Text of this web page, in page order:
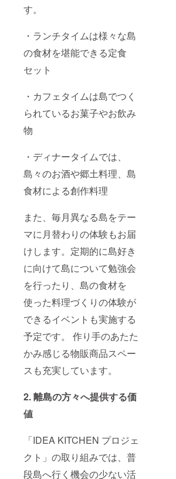
す。
・ランチタイムは様々な島
の食材を堪能できる定食
セット
・カフェタイムは島でつく
られているお菓子やお飲み
物
・ディナータイムでは、
島々のお酒や郷土料理、島
食材による創作料理
また、毎月異なる島をテー
マに月替わりの体験もお届
けします。定期的に島好き
に向けて島について勉強会
を行ったり、島の食材を
使った料理づくりの体験が
できるイベントも実施する
予定です。 作り手のあたた
かみ感じる物販商品スペー
スも充実しています。
2. 離島の方々へ提供する価
値
「IDEA KITCHEN プロジェ
クト」の取り組みでは、普
段島へ行く機会の少ない活